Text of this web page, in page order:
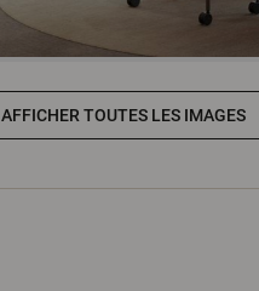
AFFICHER TOUTES LES IMAGES